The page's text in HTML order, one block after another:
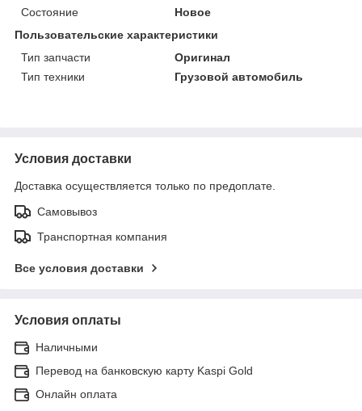
Состояние
Новое
Пользовательские характеристики
Тип запчасти
Оригинал
Тип техники
Грузовой автомобиль
Условия доставки
Доставка осуществляется только по предоплате.
Самовывоз
Транспортная компания
Все условия доставки
Условия оплаты
Наличными
Перевод на банковскую карту Kaspi Gold
Онлайн оплата